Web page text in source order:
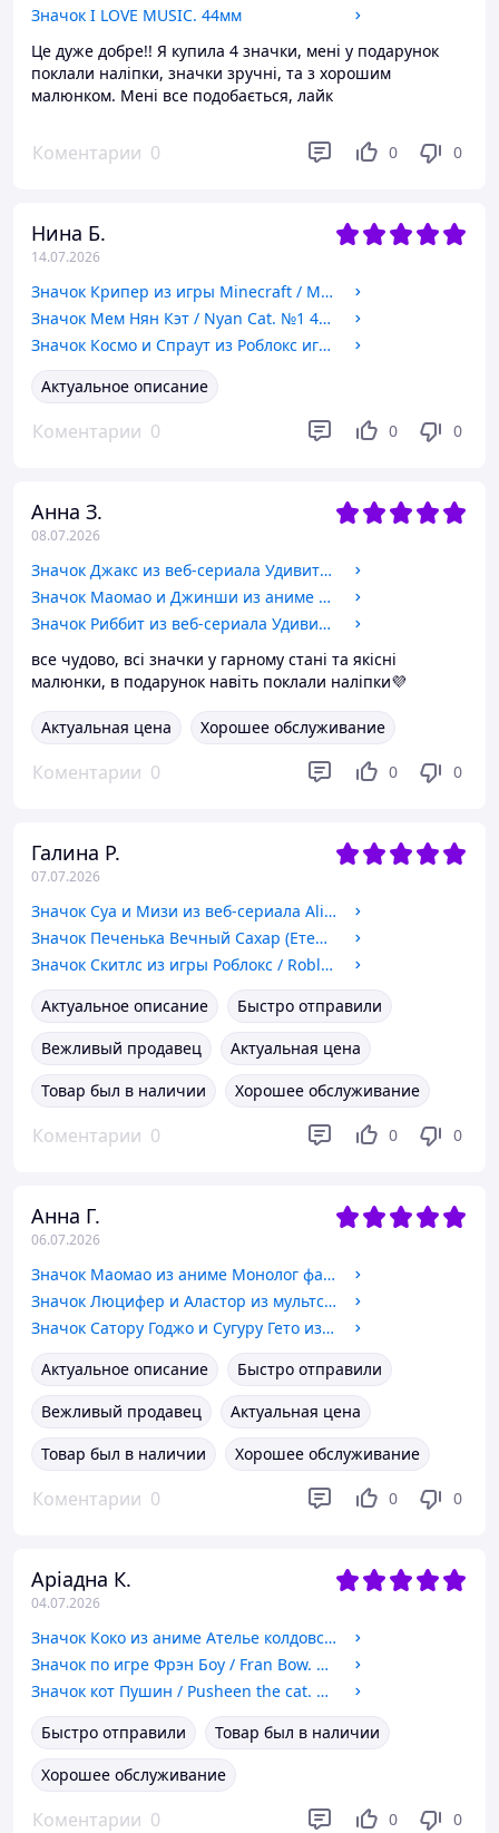
Значок I LOVE MUSIC. 44мм
Це дуже добре!! Я купила 4 значки, мені у подарунок
поклали наліпки, значки зручні, та з хорошим
малюнком. Мені все подобається, лайк
Коментарии 0 0 0
Нина Б.
14.07.2026
Значок Крипер из игры Minecraft / Майнкрафт. №1 44мм
Значок Мем Нян Кэт / Nyan Cat. №1 44мм
Значок Космо и Спраут из Роблокс игры Dandy's World / Мир Денди | Денди Ворлд. №11. 44мм
Актуальное описание
Коментарии 0 0 0
Анна З.
08.07.2026
Значок Джакс из веб-сериала Удивительный цифровой цирк / The Amazing Digital Circus. №23. 32мм
Значок Маомао и Джинши из аниме Монолог фармацевта / Kusuriya no Hitorigoto. №23 44мм
Значок Риббит из веб-сериала Удивительный цифровой цирк / The Amazing Digital Circus. №69. 32мм
все чудово, всі значки у гарному стані та якісні
малюнки, в подарунок навіть поклали наліпки💜
Актуальная цена Хорошее обслуживание
Коментарии 0 0 0
Галина Р.
07.07.2026
Значок Суа и Мизи из веб-сериала Alien Stage / Инопланетная сцена. №10 58мм
Значок Печенька Вечный Сахар (Етернал Шугар Куки) из игры Cookie Run: Kingdom. №68 44мм
Значок Скитлс из игры Роблокс / Roblox. №17. 44мм
Актуальное описание
Быстро отправили
Вежливый продавец
Актуальная цена
Товар был в наличии
Хорошее обслуживание
Коментарии 0 0 0
Анна Г.
06.07.2026
Значок Маомао из аниме Монолог фармацевта / Kusuriya no Hitorigoto. №1 44мм
Значок Люцифер и Аластор из мультсериала Отель Хазбин / Hazbin Hotel. 44мм
Значок Сатору Годжо и Сугуру Гето из аниме Магическая битва / Jujutsu Kaisen. 44мм
Актуальное описание
Быстро отправили
Вежливый продавец
Актуальная цена
Товар был в наличии
Хорошее обслуживание
Коментарии 0 0 0
Аріадна К.
04.07.2026
Значок Коко из аниме Ателье колдовских колпаков / Witch Hat Atelier. №1. 32мм
Значок по игре Фрэн Боу / Fran Bow. №1 32мм
Значок кот Пушин / Pusheen the cat. №3. 58мм
Быстро отправили
Товар был в наличии
Хорошее обслуживание
Коментарии 0 0 0